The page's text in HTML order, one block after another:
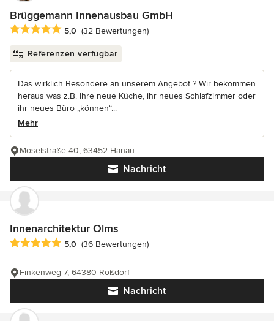
Brüggemann Innenausbau GmbH
Durchschnittliche Bewertung: 5 von 5 Sternen
5,0 (32 Bewertungen)
Referenzen verfügbar
Das wirklich Besondere an unserem Angebot ? Wir bekommen
heraus was z.B. Ihre neue Küche, ihr neues Schlafzimmer oder
ihr neues Büro „können“...
Mehr
Nachricht
Moselstraße 40, 63452 Hanau
Innenarchitektur Olms
Durchschnittliche Bewertung: 5 von 5 Sternen
5,0 (36 Bewertungen)
Nachricht
Finkenweg 7, 64380 Roßdorf